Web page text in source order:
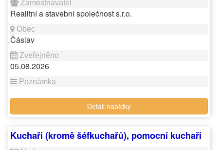
Realitní a stavební společnost s.r.o.
Čáslav
05.08.2026
Detail nabídky
Kuchaři (kromě šéfkuchařů), pomocní kuchaři